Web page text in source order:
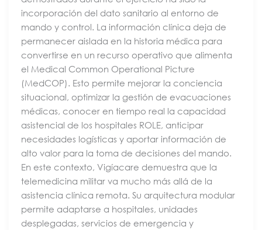
incorporación del dato sanitario al entorno de
mando y control. La información clínica deja de
permanecer aislada en la historia médica para
convertirse en un recurso operativo que alimenta
el Medical Common Operational Picture
(MedCOP). Esto permite mejorar la conciencia
situacional, optimizar la gestión de evacuaciones
médicas, conocer en tiempo real la capacidad
asistencial de los hospitales ROLE, anticipar
necesidades logísticas y aportar información de
alto valor para la toma de decisiones del mando.
En este contexto, Vigíacare demuestra que la
telemedicina militar va mucho más allá de la
asistencia clínica remota. Su arquitectura modular
permite adaptarse a hospitales, unidades
desplegadas, servicios de emergencia y